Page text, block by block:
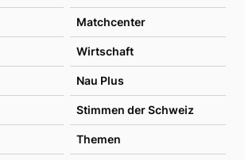
Matchcenter
Wirtschaft
Nau Plus
Stimmen der Schweiz
Themen